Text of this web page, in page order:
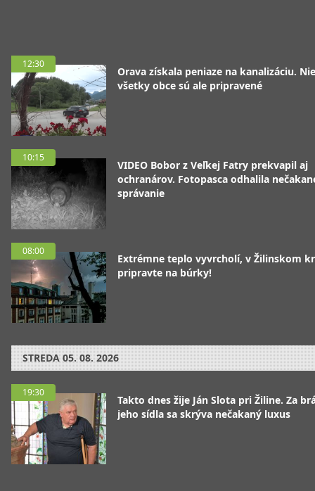
12:30
Orava získala peniaze na kanalizáciu. Nie
všetky obce sú ale pripravené
10:15
VIDEO Bobor z Veľkej Fatry prekvapil aj
ochranárov. Fotopasca odhalila
správanie
08:00
Extrémne teplo vyvrcholí, v Žilinskom
pripravte na búrky!
STREDA 05. 08. 2026
19:30
Takto dnes žije Ján Slota pri Žiline. Za
jeho sídla sa skrýva nečakaný luxus